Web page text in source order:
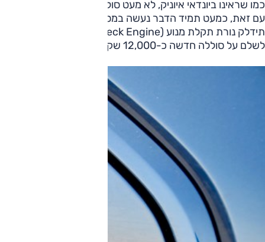
עם זאת, כמעט תמיד הדבר נעשה במסגרת אחריות. סוללה
לשלם על סוללה חדשה כ-12,000 שקלים. תהליך ההחלפה פשוט.